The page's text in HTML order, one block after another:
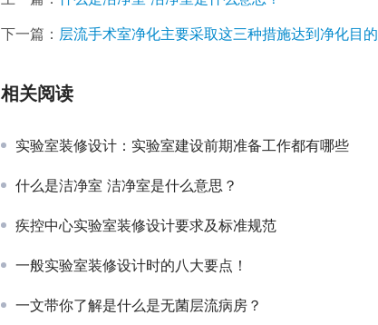
下一篇： 层流手术室净化主要采取这三种措施达到净化目的
相关阅读
实验室装修设计：实验室建设前期准备工作都有哪些
什么是洁净室 洁净室是什么意思？
疾控中心实验室装修设计要求及标准规范
一般实验室装修设计时的八大要点！
一文带你了解是什么是无菌层流病房？